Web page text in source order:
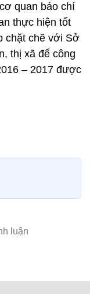
quan báo chí
thực hiện tốt
chặt chẽ với Sở
thị xã để công
– 2017 được